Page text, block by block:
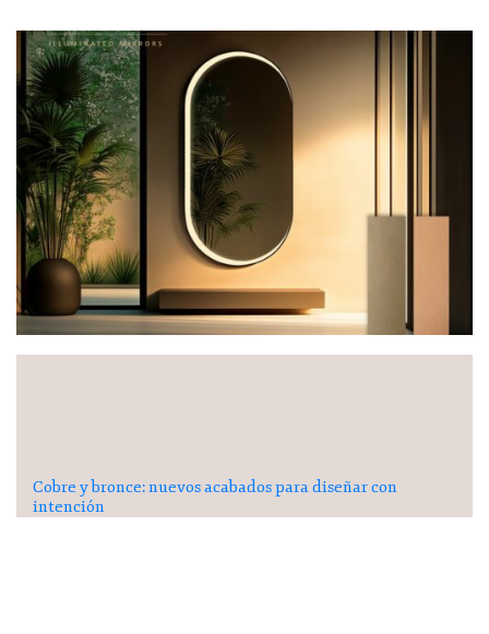
Cobre y bronce: nuevos acabados para diseñar con
intención